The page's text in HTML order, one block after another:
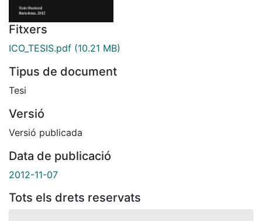
Fitxers
ICO_TESIS.pdf (10.21 MB)
Tipus de document
Tesi
Versió
Versió publicada
Data de publicació
2012-11-07
Tots els drets reservats